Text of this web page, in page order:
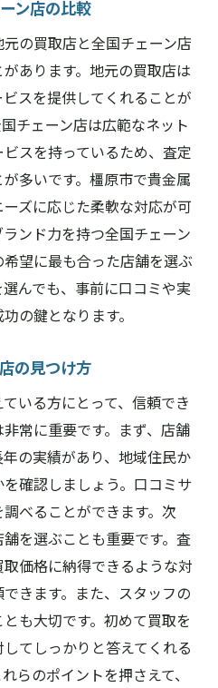
ン店の比較
の買取店と全国チェーン店
あります。地元の買取店は
スを提供してくれることが
チェーン店は広範なネット
スを持っているため、査定
多いです。橿原市で貴金属
ズに応じた柔軟な対応が可
ンド力を持つ全国チェーン
望に最も合った店舗を選ぶ
んでも、事前に口コミや実
の鍵となります。
の見つけ方
いる方にとって、信頼でき
常に重要です。まず、店舗
の実績があり、地域住民か
確認しましょう。口コミサ
べることができます。次
を選ぶことも重要です。査
価格に納得できるような対
きます。また、スタッフの
も大切です。初めて買取を
てしっかりと答えてくれる
らのポイントを押さえて、